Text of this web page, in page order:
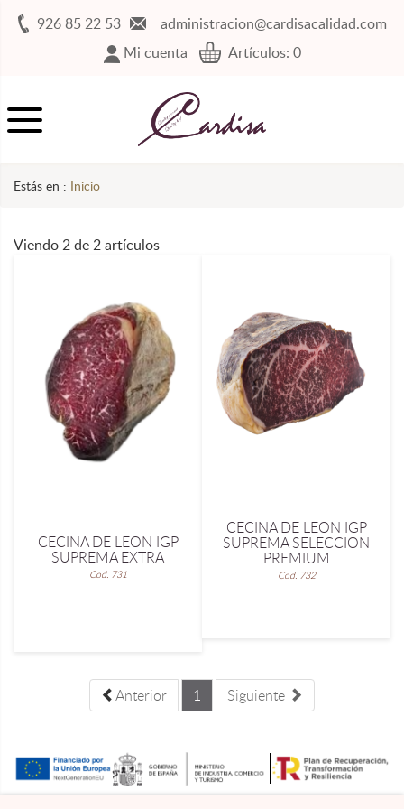
926 85 22 53
administracion@cardisacalidad.com
Mi cuenta
Artículos: 0
Estás en : Inicio
Viendo 2 de 2 artículos
CECINA DE LEON IGP
SUPREMA EXTRA
Cod. 731
CECINA DE LEON IGP
SUPREMA SELECCION
PREMIUM
Cod. 732
Anterior 1 Siguiente